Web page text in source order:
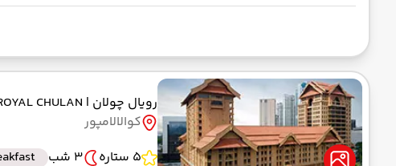
رویال چولان | ROYAL CHULAN
کوالالامپور
5 ستاره
3 شب